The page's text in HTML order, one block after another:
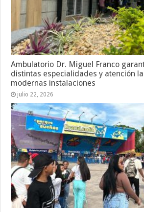
Ambulatorio Dr. Miguel Franco
distintas especialidades y atención
modernas instalaciones
julio 22, 2026